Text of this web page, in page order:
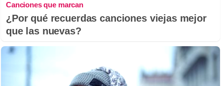
Canciones que marcan
¿Por qué recuerdas canciones viejas mejor
que las nuevas?